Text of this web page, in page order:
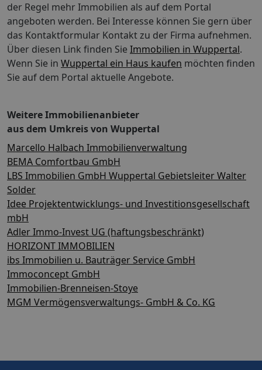
der Regel mehr Immobilien als auf dem Portal
angeboten werden. Bei Interesse können Sie gern über
das Kontaktformular Kontakt zu der Firma aufnehmen.
Über diesen Link finden Sie Immobilien in Wuppertal.
Wenn Sie in Wuppertal ein Haus kaufen möchten finden
Sie auf dem Portal aktuelle Angebote.
Weitere Immobilienanbieter
aus dem Umkreis von Wuppertal
Marcello Halbach Immobilienverwaltung
BEMA Comfortbau GmbH
LBS Immobilien GmbH Wuppertal Gebietsleiter Walter
Solder
Idee Projektentwicklungs- und Investitionsgesellschaft
mbH
Adler Immo-Invest UG (haftungsbeschränkt)
HORIZONT IMMOBILIEN
ibs Immobilien u. Bauträger Service GmbH
Immoconcept GmbH
Immobilien-Brenneisen-Stoye
MGM Vermögensverwaltungs- GmbH & Co. KG